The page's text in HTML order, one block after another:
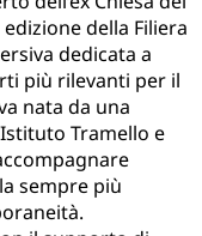
della Filiera
dedicata a
più rilevanti per il
nata da una
Tramello e
sempre più